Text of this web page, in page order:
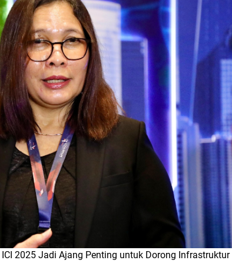
2025 Jadi Ajang Penting untuk Dorong Infrastruktur